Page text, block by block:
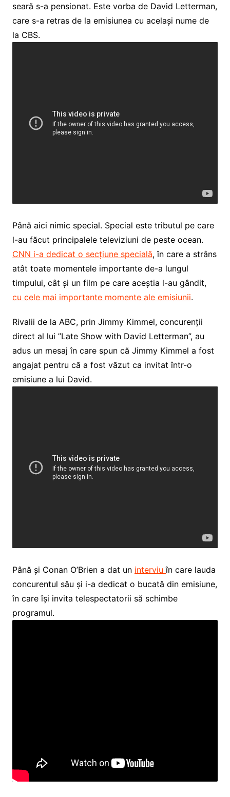
seară s-a pensionat. Este vorba de David Letterman,
care s-a retras de la emisiunea cu același nume de
la CBS.
Până aici nimic special. Special este tributul pe care
l-au făcut principalele televiziuni de peste ocean.
CNN i-a dedicat o secțiune specială, în care a strâns
atât toate momentele importante de-a lungul
timpului, cât și un film pe care aceștia l-au gândit,
cu cele mai importante momente ale emisiunii.
Rivalii de la ABC, prin Jimmy Kimmel, concurenții
direct al lui ”Late Show with David Letterman”, au
adus un mesaj în care spun că Jimmy Kimmel a fost
angajat pentru că a fost văzut ca invitat într-o
emisiune a lui David.
Până și Conan O’Brien a dat un interviuîn care lauda
concurentul său și i-a dedicat o bucată din emisiune,
în care își invita telespectatorii să schimbe
programul.